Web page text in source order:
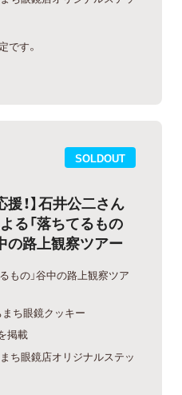
です。
SOLDOUT
！】石井公二さん
る「落ちてるもの
の路上観察ツアー
もの」谷中の路上観察ツア
ち眼鏡クッキー
掲載
ち眼鏡店オリジナルステッ